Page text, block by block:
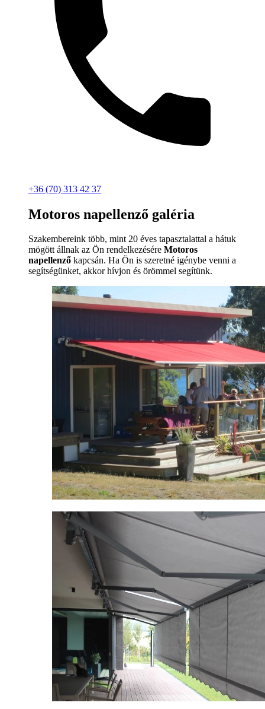
+36 (70) 313 42 37
Motoros napellenző galéria
Szakembereink több, mint 20 éves tapasztalattal a hátuk
mögött állnak az Ön rendelkezésére Motoros
napellenző kapcsán. Ha Ön is szeretné igénybe venni a
segítségünket, akkor hívjon és örömmel segítünk.